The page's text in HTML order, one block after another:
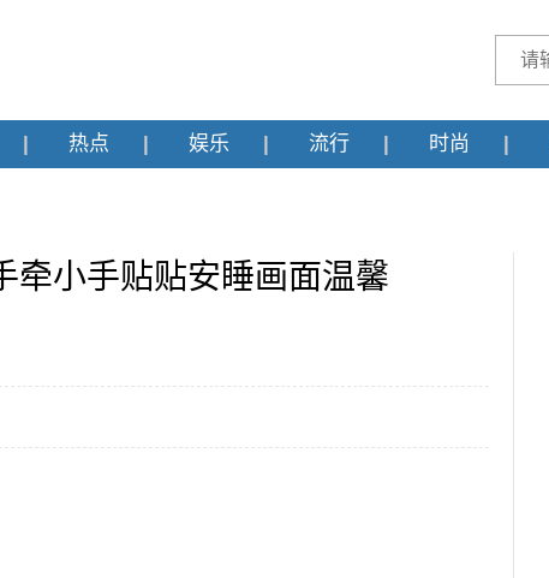
热点 娱乐 流行 时尚
牵小手贴贴安睡画面温馨